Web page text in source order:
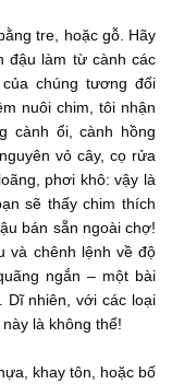
tre, hoặc gỗ. Hãy
đậu làm từ cành các
chúng tương đối
nuôi chim, tôi nhận
cành ổi, cành hồng
vỏ cây, cọ rửa
phơi khô: vậy là
sẽ thấy chim thích
bán sẵn ngoài chợ!
và chênh lệnh về độ
ngắn – một bài
Dĩ nhiên, với các loại
là không thể!
khay tôn, hoặc bố